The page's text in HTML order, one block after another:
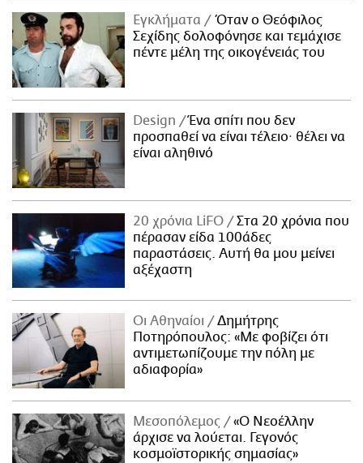
Εγκλήματα
Όταν ο Θεόφιλος
Σεχίδης δολοφόνησε και τεμάχισε
πέντε μέλη της οικογένειάς του
Design
Ένα σπίτι που δεν
προσπαθεί να είναι τέλειο· θέλει να
είναι αληθινό
20 χρόνια LiFO
Στα 20 χρόνια που
πέρασαν είδα 100άδες
παραστάσεις. Αυτή θα μου μείνει
αξέχαστη
Οι Αθηναίοι
Δημήτρης
Ποτηρόπουλος: «Με φοβίζει ότι
αντιμετωπίζουμε την πόλη με
αδιαφορία»
Μεσοπόλεμος
«Ο Νεοέλλην
άρχισε να λούεται. Γεγονός
κοσμοϊστορικής σημασίας»